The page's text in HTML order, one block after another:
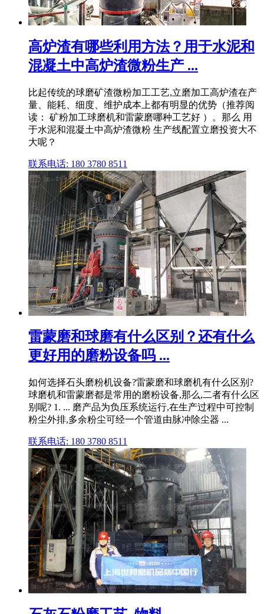
高炉渣有哪些利用方法？用于水泥和
混凝土中高炉渣微粉生产 ...
比起传统的球磨矿渣微粉加工工艺,立磨加工高炉渣在产
量、能耗、细度、维护成本上都有明显的优势（推荐阅
读： 矿粉加工球磨机和雷蒙磨哪种工艺好 ）。那么 用
于水泥和混凝土中高炉渣微粉 生产线配置立磨投资大不
大呢？
联系电话: 180 3780 8511
雷蒙磨和球磨有什么区别？还有什么
更好用的磨粉设备吗 ...
如何选择石头磨粉机设备?雷蒙磨和球磨机有什么区别?
球磨机和雷蒙磨都是常用的磨粉设备,那么,二者有什么区
别呢? 1. ... 磨产品为负压系统运行,在生产过程中可控制
粉尘外排,多余粉尘可经一个管道由脉冲除尘器 ...
联系电话: 180 3780 8511